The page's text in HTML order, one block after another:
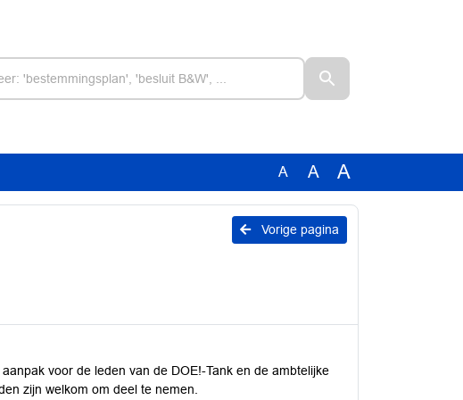
A A A
Vorige pagina
voor de leden van de DOE!-Tank en de ambtelijke
zijn welkom om deel te nemen.